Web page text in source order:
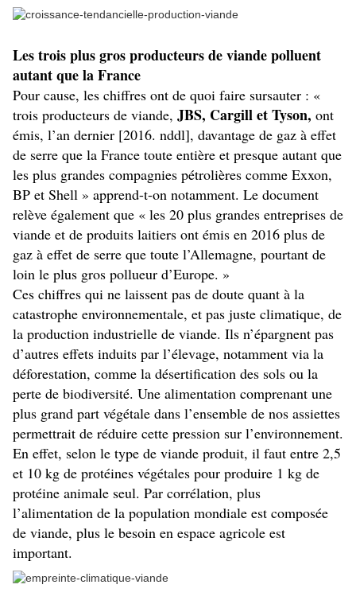
Les trois plus gros producteurs de viande polluent
autant que la France
Pour cause, les chiffres ont de quoi faire sursauter : «
trois producteurs de viande, JBS, Cargill et Tyson, ont
émis, l’an dernier [2016. nddl], davantage de gaz à effet
de serre que la France toute entière et presque autant que
les plus grandes compagnies pétrolières comme Exxon,
BP et Shell » apprend-t-on notamment. Le document
relève également que « les 20 plus grandes entreprises de
viande et de produits laitiers ont émis en 2016 plus de
gaz à effet de serre que toute l’Allemagne, pourtant de
loin le plus gros pollueur d’Europe. »
Ces chiffres qui ne laissent pas de doute quant à la
catastrophe environnementale, et pas juste climatique, de
la production industrielle de viande. Ils n’épargnent pas
d’autres effets induits par l’élevage, notamment via la
déforestation, comme la désertification des sols ou la
perte de biodiversité. Une alimentation comprenant une
plus grand part végétale dans l’ensemble de nos assiettes
permettrait de réduire cette pression sur l’environnement.
En effet, selon le type de viande produit, il faut entre 2,5
et 10 kg de protéines végétales pour produire 1 kg de
protéine animale seul. Par corrélation, plus
l’alimentation de la population mondiale est composée
de viande, plus le besoin en espace agricole est
important.